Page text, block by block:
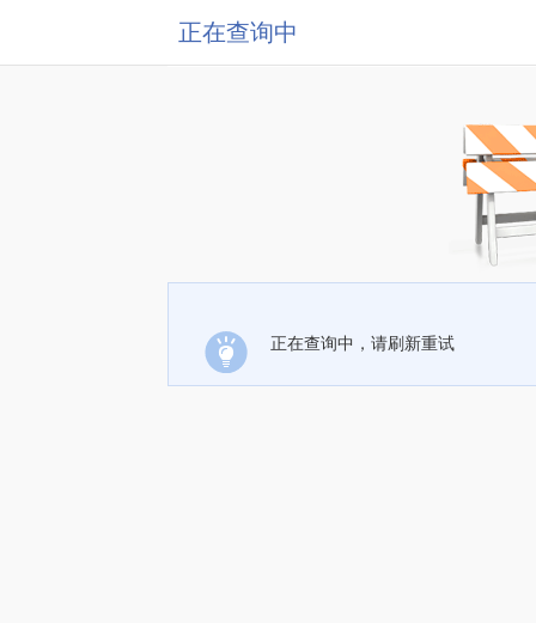
正在查询中
正在查询中，请刷新重试